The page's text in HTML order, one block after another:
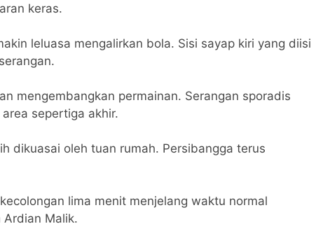
keras.
leluasa mengalirkan bola. Sisi sayap kiri yang diisi
mengembangkan permainan. Serangan sporadis
sepertiga akhir.
dikuasai oleh tuan rumah. Persibangga terus
lima menit menjelang waktu normal
Ardian Malik.